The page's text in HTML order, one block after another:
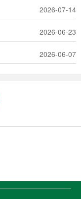
2026-07-14
2026-06-23
2026-06-07